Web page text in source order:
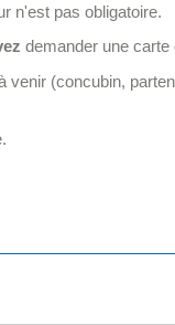
n'est pas obligatoire.
demander une carte
(concubin,